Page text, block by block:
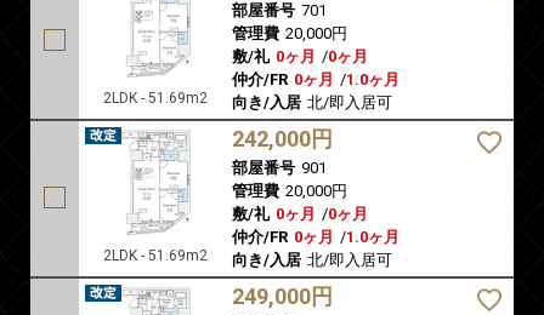
2LDK - 51.69m2
部屋番号 701
管理費 20,000円
敷/礼 0ヶ月 /0ヶ月
仲介/FR 0ヶ月 /1.0ヶ月
向き/入居 北/即入居可
2LDK - 51.69m2
242,000円
部屋番号 901
管理費 20,000円
敷/礼 0ヶ月 /0ヶ月
仲介/FR 0ヶ月 /1.0ヶ月
向き/入居 北/即入居可
249,000円